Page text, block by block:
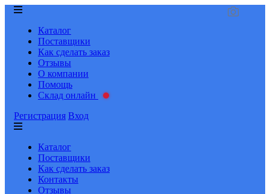
Каталог
Поставщики
Как сделать заказ
Отзывы
О компании
Помощь
Склад онлайн
Регистрация Вход
Каталог
Поставщики
Как сделать заказ
Контакты
Отзывы